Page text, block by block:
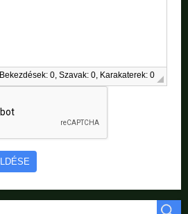
Bekezdések: 0, Szavak: 0, Karakaterek: 0